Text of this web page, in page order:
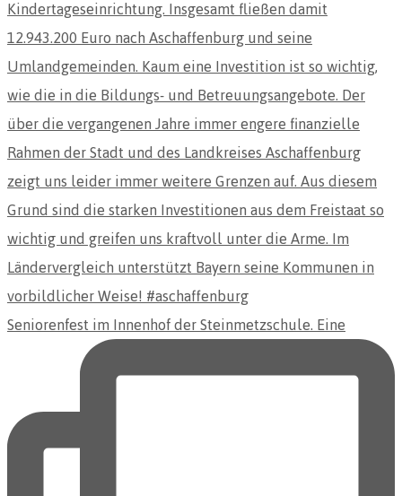
Seniorenfest im Innenhof der Steinmetzschule. Eine